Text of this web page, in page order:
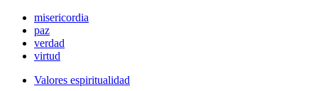
misericordia
paz
verdad
virtud
Valores espiritualidad